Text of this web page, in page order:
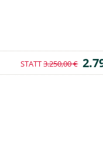
STATT3.250,00 €